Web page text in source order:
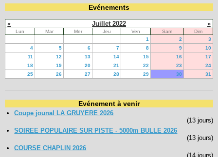
Evénements
« Juillet 2022 »
Lun Mar Mer Jeu Ven Sam
Dim
1
2
3
4
5 6 7 8 9
10
11
12 13 14 15 16
17
18
19 20 21 22 23
24
25
26 27 28 29 30 31
Evénement à venir
Coupe jounal LA GRUYERE 2026
(13 jours)
SOIREE POPULAIRE SUR PISTE - 5000m BULLE 2026
(13 jours)
COURSE CHAPLIN 2026
(14 jours)